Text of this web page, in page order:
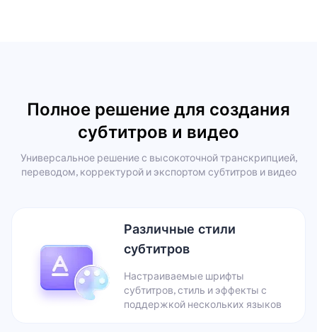
Полное решение для создания
субтитров и видео
Универсальное решение с высокоточной транскрипцией,
переводом, корректурой и экспортом субтитров и видео
Различные стили
субтитров
Настраиваемые шрифты
субтитров, стиль и эффекты с
поддержкой нескольких языков